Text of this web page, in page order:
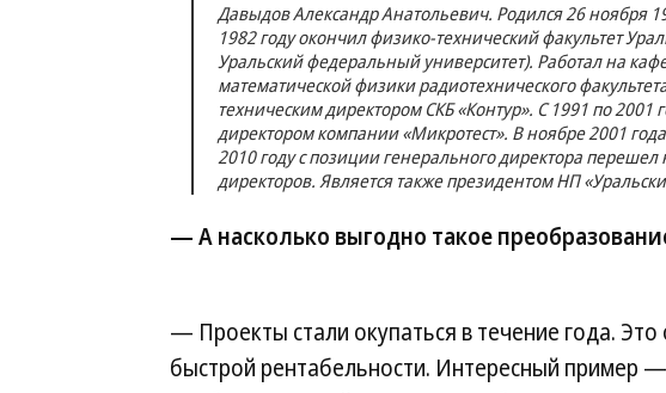
Давыдов Александр Анатольевич. Родился 26 ноября
1982 году окончил физико-технический факультет
Уральский федеральный университет). Работал на
математической физики радиотехнического
техническим директором СКБ «Контур». С 1991 по
директором компании «Микротест». В ноябре 2001
2010 году с позиции генерального директора перешел
директоров. Является также президентом НП
— А насколько выгодно такое
— Проекты стали окупаться в течение года.
быстрой рентабельности. Интересный пример